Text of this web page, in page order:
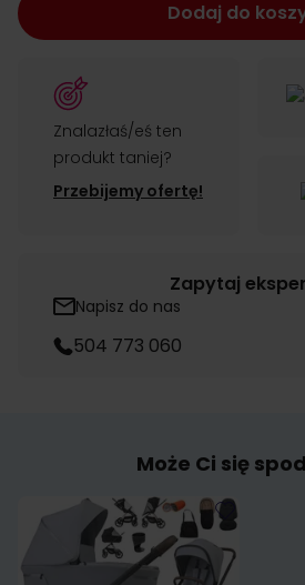
Dodaj do
Znalazłaś/eś ten
produkt taniej?
Przebijemy ofertę!
Zapytaj
Napisz do nas
504 773 060
Może Ci się